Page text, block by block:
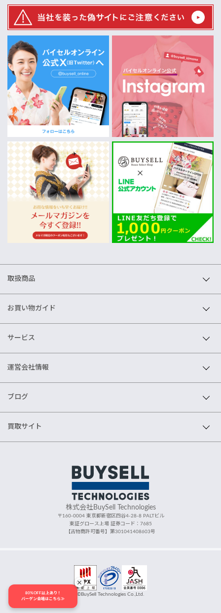
取扱商品
お買い物ガイド
サービス
運営会社情報
ブログ
買取サイト
株式会社BuySell Technologies
〒160-0004 東京都新宿区四谷4-28-8 PALTビル
東証グロース上場 証券コード：7685
【古物商許可番号】第301041408603号
©BuySell Technologies Co.,Ltd.
80%OFF以上あり！
バーゲン会場はこちら≫